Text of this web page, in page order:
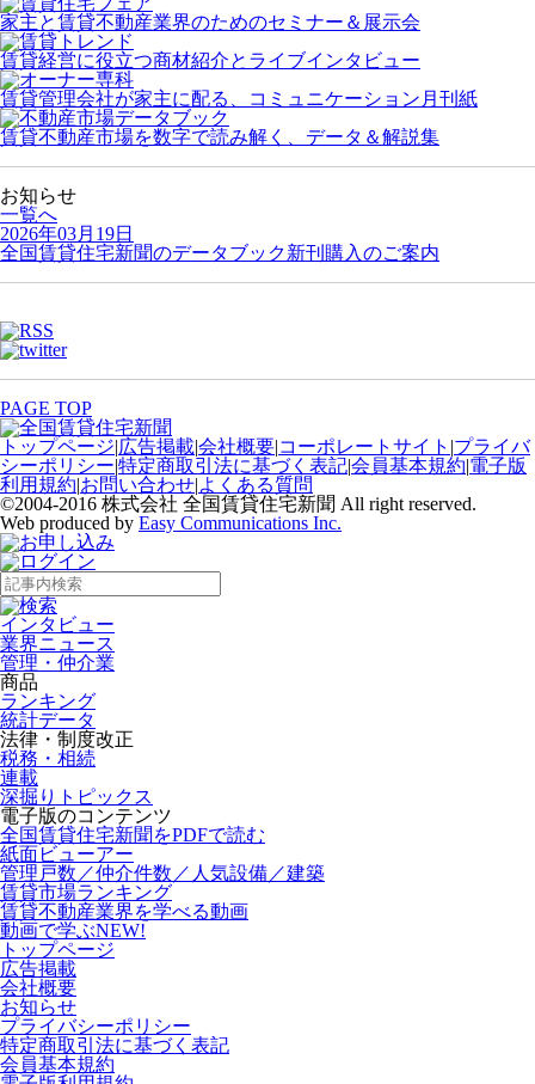
家主と賃貸不動産業界のためのセミナー＆展示会
賃貸経営に役立つ商材紹介とライブインタビュー
賃貸管理会社が家主に配る、コミュニケーション月刊紙
賃貸不動産市場を数字で読み解く、データ＆解説集
お知らせ
一覧へ
2026年03月19日
全国賃貸住宅新聞のデータブック新刊購入のご案内
PAGE TOP
トップページ|広告掲載|会社概要|コーポレートサイト |プライバ
シーポリシー|特定商取引法に基づく表記|会員基本規約|電子版
利用規約|お問い合わせ|よくある質問
©2004-2016 株式会社 全国賃貸住宅新聞 All right reserved.
Web produced by Easy Communications Inc.
インタビュー
業界ニュース
管理・仲介業
商品
ランキング
統計データ
法律・制度改正
税務・相続
連載
深掘りトピックス
電子版のコンテンツ
全国賃貸住宅新聞をPDFで読む
紙面ビューアー
管理戸数／仲介件数／人気設備／建築
賃貸市場ランキング
賃貸不動産業界を学べる動画
動画で学ぶNEW!
トップページ
広告掲載
会社概要
お知らせ
プライバシーポリシー
特定商取引法に基づく表記
会員基本規約